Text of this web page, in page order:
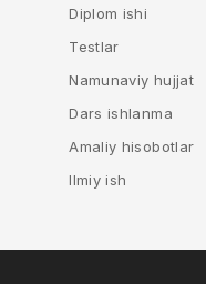
Diplom ishi
Testlar
Namunaviy hujjat
Dars ishlanma
Amaliy hisobotlar
Ilmiy ish